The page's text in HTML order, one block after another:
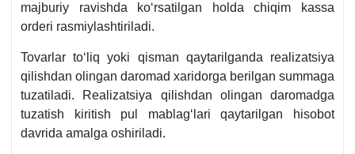
majburiy ravishda koʻrsatilgan holda chiqim kassa
orderi rasmiylashtiriladi.
Tovarlar toʻliq yoki qisman qaytarilganda realizatsiya
qilishdan olingan daromad хaridorga berilgan summaga
tuzatiladi. Realizatsiya qilishdan olingan daromadga
tuzatish kiritish pul mablagʻlari qaytarilgan hisobot
davrida amalga oshiriladi.